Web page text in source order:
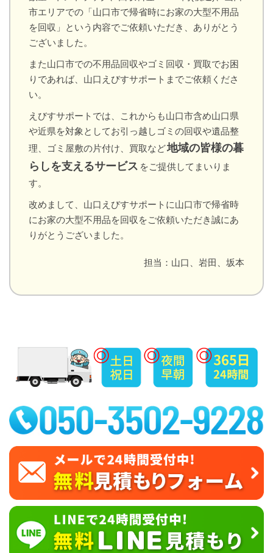
市エリアでの「山口市で帰省時にお家の大型不用品
を回収」という内容でご依頼いただき、ありがとう
ございました。
また山口市での不用品回収やゴミ回収・買取でお困
りであれば、山口えびすサポートまでご依頼くださ
い。
えびすサポートでは、これからも山口市含め山口県
や近県を対象としてお引っ越しゴミの回収や遺品整
理、ゴミ屋敷の片付け、買取など地域の皆様の暮
らしを支えるサービス をご提供してまいりま
す。
改めまして、山口えびすサポートに山口市で帰省時
にお家の大型不用品を回収をご依頼いただき誠にあ
りがとうございました。
担当：山口、岩田、坂本